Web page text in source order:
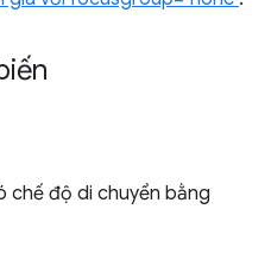
chế độ di chuyển bằng